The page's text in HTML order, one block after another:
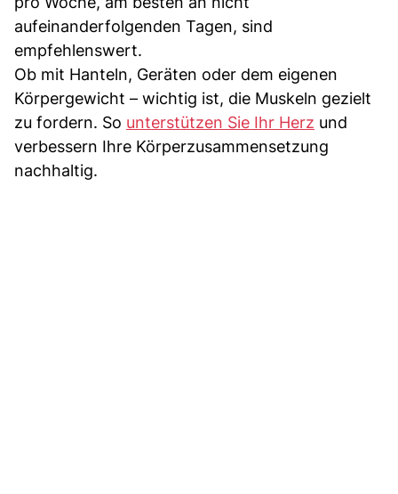
aufeinanderfolgenden Tagen, sind
empfehlenswert.
Ob mit Hanteln, Geräten oder dem eigenen
Körpergewicht – wichtig ist, die Muskeln gezielt
zu fordern. So unterstützen Sie Ihr Herz und
verbessern Ihre Körperzusammensetzung
nachhaltig.